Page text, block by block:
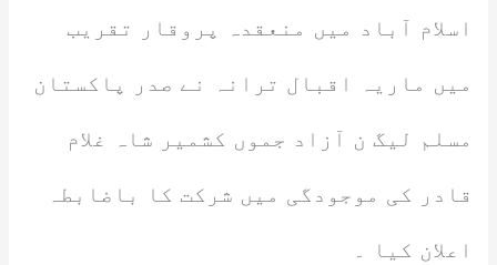
اسلام آباد میں منعقدہ پروقار تقریب
میں ماریہ اقبال ترانہ نے صدر پاکستان
مسلم لیگ ن آزاد جموں کشمیر شاہ غلام
قادر کی موجودگی میں شرکت کا باضابطہ
اعلان کیا ۔